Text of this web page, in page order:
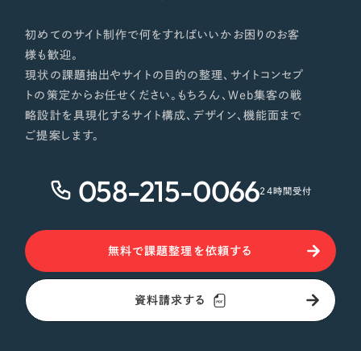
初めてのサイト制作で何をすればいいかお困りのお客
様も歓迎。
現状の課題抽出やサイトの目的の整理、サイトコンセプ
トの策定からお任せください。もちろん、Web集客の戦
略設計を具現化するサイト構成、デザイン、機能面まで
ご提案します。
058-215-006624時間受付
無料で課題整理を依頼する
資料請求する